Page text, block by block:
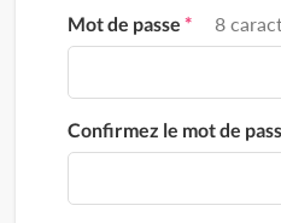
Mot de passe * 8
Confirmez le mot de